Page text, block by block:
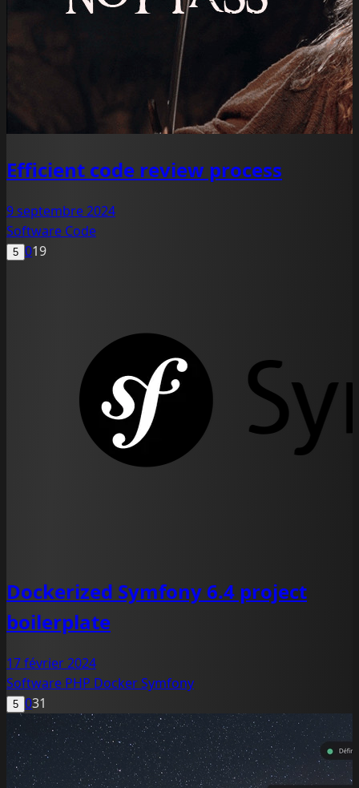
Efficient code review process
9 septembre 2024
Software Code
5 019
Dockerized Symfony 6.4 project
boilerplate
17 février 2024
Software PHP DockerSymfony
5 031